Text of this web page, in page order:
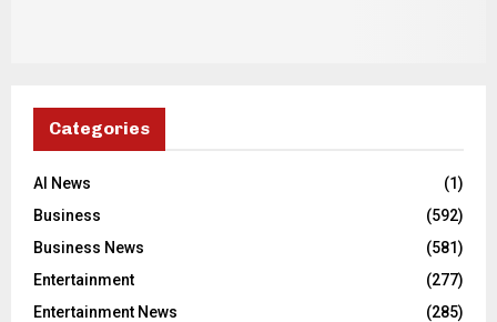
Categories
AI News
(1)
Business
(592)
Business News
(581)
Entertainment
(277)
Entertainment News
(285)